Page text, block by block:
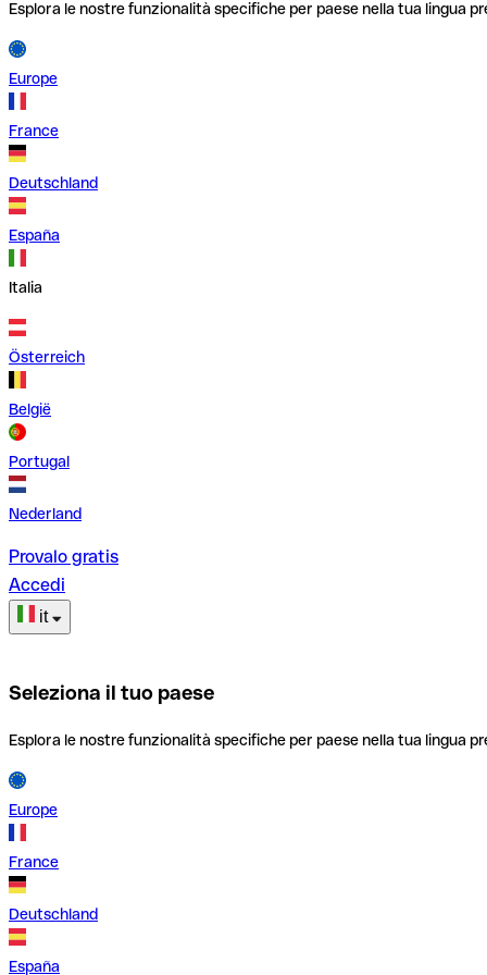
Esplora le nostre funzionalità specifiche per paese nella tua lingua
Europe
France
Deutschland
España
Italia
Österreich
België
Portugal
Nederland
Provalo gratis
Accedi
it
Seleziona il tuo paese
Esplora le nostre funzionalità specifiche per paese nella tua lingua
Europe
France
Deutschland
España